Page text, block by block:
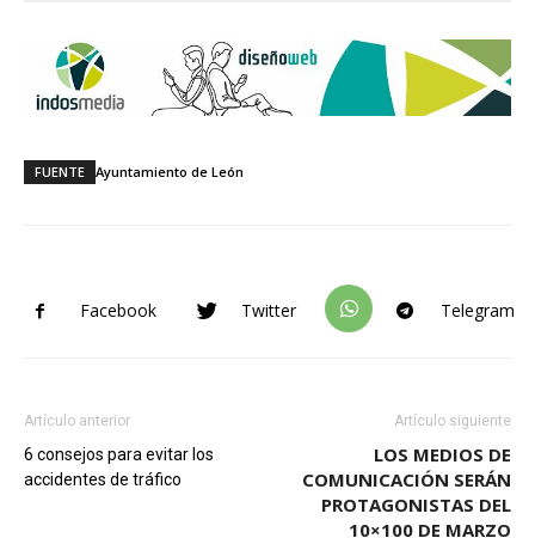
FUENTE Ayuntamiento de León
Facebook Twitter Telegram
Artículo anterior
6 consejos para evitar los
accidentes de tráfico
Artículo siguiente
LOS MEDIOS DE
COMUNICACIÓN SERÁN
PROTAGONISTAS DEL
10×100 DE MARZO